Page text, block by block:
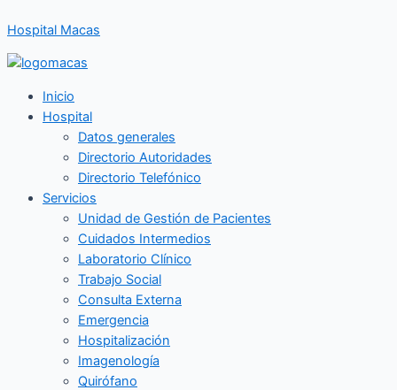
al
contenido
Hospital Macas
Inicio
Hospital
Datos generales
Directorio Autoridades
Directorio Telefónico
Servicios
Unidad de Gestión de Pacientes
Cuidados Intermedios
Laboratorio Clínico
Trabajo Social
Consulta Externa
Emergencia
Hospitalización
Imagenología
Quirófano